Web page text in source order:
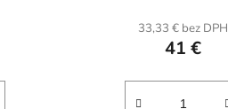
33,33 € bez DPH
41 €